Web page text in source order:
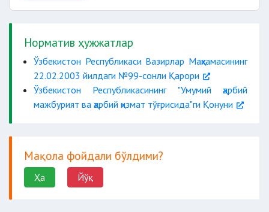
вақтида ҳалок бўлган
вафот этган
диний рутба эгаси
Норматив ҳужжатлар
Ўзбекистон Республикаси Вазирлар Маҳкамасининг
22.02.2003 йилдаги №99-сонли Қарори
Ўзбекистон Республикасининг "Умумий ҳарбий
мажбурият ва ҳарбий ҳизмат тўғрисида"ги Қонуни
Мақола фойдали бўлдими?
Ҳа Йўқ